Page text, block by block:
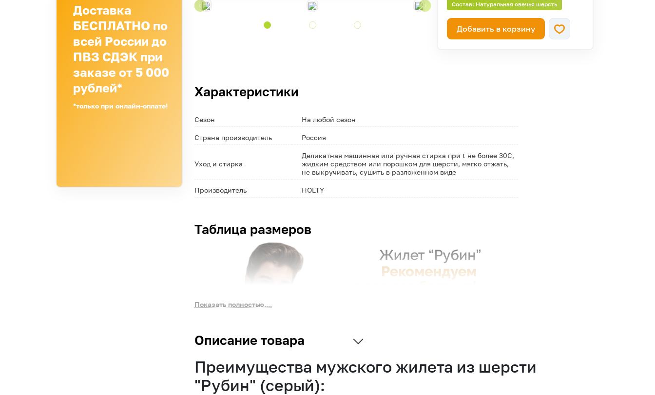
Доставка
БЕСПЛАТНО по
всей России до
ПВЗ СДЭК при
заказе от 5 000
рублей*
*только при онлайн-оплате!
Состав: Натуральная овечья шерсть
Добавить в корзину
Характеристики
Сезон На любой сезон
Страна производитель Россия
Уход и стирка
Деликатная машинная или ручная стирка при t не более 30С,
жидким средством или порошком для шерсти, мягко отжать,
не выкручивать, сушить в разложенном виде
Производитель HOLTY
Таблица размеров
Показать полностью....
Описание товара
Преимущества мужского жилета из шерсти
"Рубин" (серый):